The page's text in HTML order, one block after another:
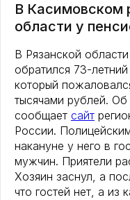
В Касимовском
области у
В Рязанской
обратился 73-
который
тысячами рублей. Об
сообщает сайт
России.
накануне у него в
мужчин. Приятели
Хозяин заснул, а
что гостей нет, а из